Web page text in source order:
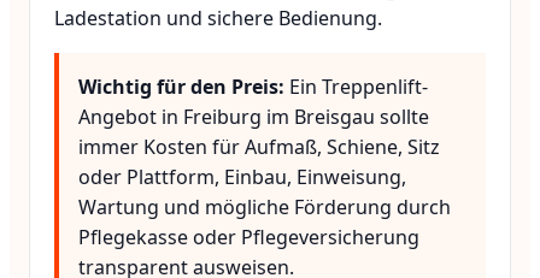
Ladestation und sichere Bedienung.
Wichtig für den Preis: Ein Treppenlift-
Angebot in Freiburg im Breisgau sollte
immer Kosten für Aufmaß, Schiene, Sitz
oder Plattform, Einbau, Einweisung,
Wartung und mögliche Förderung durch
Pflegekasse oder Pflegeversicherung
transparent ausweisen.